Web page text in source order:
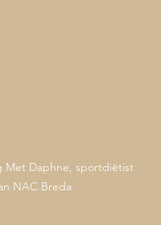
Met Daphne, sportdiëtist
NAC Breda